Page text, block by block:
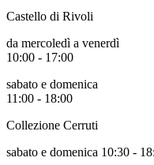
Villa
Cerruti
Cosmo
Digitale
EN
Visita
Biglietti
Shop
siamo
Castello di Rivoli
da mercoledì a venerdì
10:00 - 17:00
sabato e domenica
11:00 - 18:00
Collezione Cerruti
sabato e domenica 10:30 -